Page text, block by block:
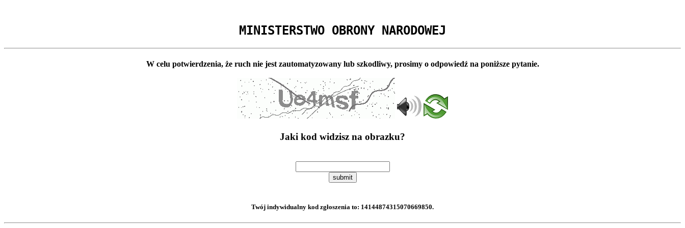
MINISTERSTWO OBRONY NARODOWEJ
W celu potwierdzenia, że ruch nie jest zautomatyzowany lub szkodliwy, prosimy o odpowiedź na poniższe pytanie.
Jaki kod widzisz na obrazku?
submit
Twój indywidualny kod zgłoszenia to: 14144874315070669850.